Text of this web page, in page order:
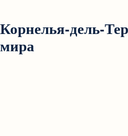
Корнелья-дель-
мира